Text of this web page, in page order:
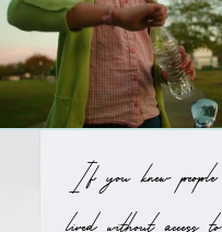
If you knew people